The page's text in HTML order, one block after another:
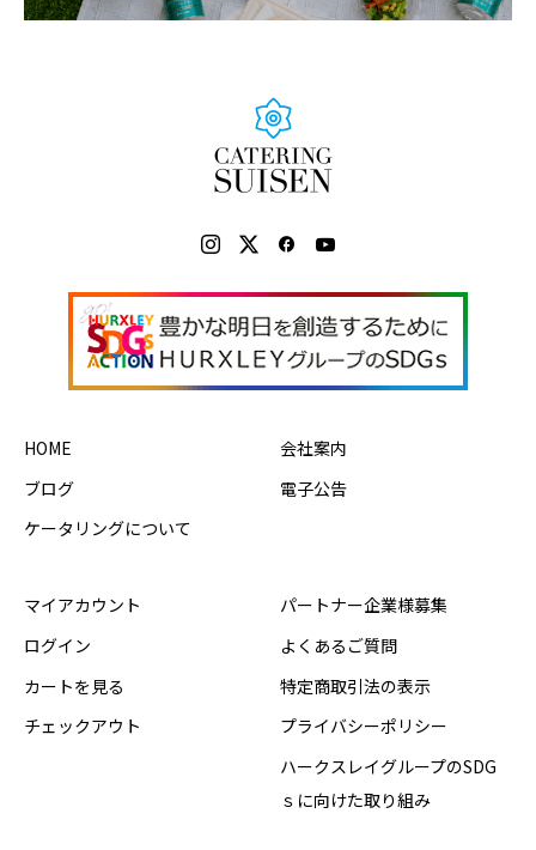
HOME
ブログ
ケータリングについて
会社案内
電子公告
マイアカウント
ログイン
カートを見る
チェックアウト
パートナー企業様募集
よくあるご質問
特定商取引法の表示
プライバシーポリシー
ハークスレイグループのSDG
ｓに向けた取り組み